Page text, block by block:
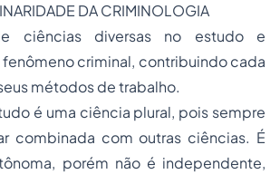
DA CRIMINOLOGIA
ciências diversas no estudo e
criminal, contribuindo cada
métodos de trabalho.
é uma ciência plural, pois sempre
combinada com outras ciências. É
porém não é independente,